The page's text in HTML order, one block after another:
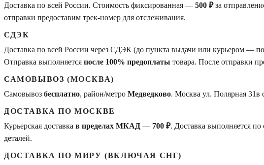
Доставка по всей России. Стоимость фиксированная — 500 ₽за
отправки предоставим трек-номер для отслеживания.
СДЭК
Доставка по всей России через СДЭК (до пункта выдачи или курьером —
Отправка выполняется после 100% предоплаты товара. После отправки
САМОВЫВОЗ (МОСКВА)
Самовывоз бесплатно, район/метро Медведково. Москва ул. Полярная
ДОСТАВКА ПО МОСКВЕ
Курьерская доставка в пределах МКАД — 700 ₽. Доставка выполняется
деталей.
ДОСТАВКА ПО МИРУ (ВКЛЮЧАЯ СНГ)